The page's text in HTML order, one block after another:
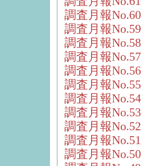
調査月報
調査月報
調査月報
調査月報
調査月報
調査月報
調査月報
調査月報
調査月報
調査月報
調査月報